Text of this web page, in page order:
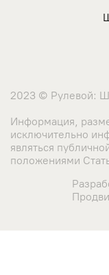
2023 © Рулевой:
Информация,
исключительно
являться
положениями